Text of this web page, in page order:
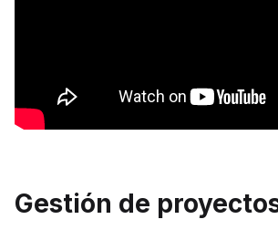
Gestión de